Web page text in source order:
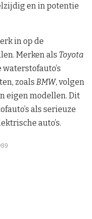
en in potentie
in op de
Merken als Toyota
zoals BMW, volgen
eigen modellen. Dit
als serieuze
auto’s.